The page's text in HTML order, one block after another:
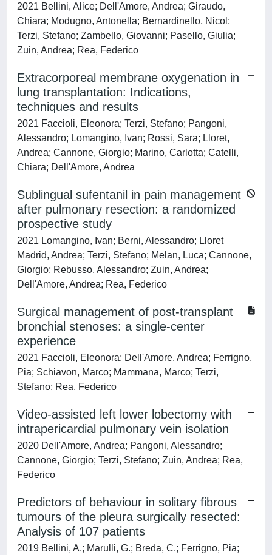
2021 Bellini, Alice; Dell'Amore, Andrea; Giraudo,
Chiara; Modugno, Antonella; Bernardinello, Nicol;
Terzi, Stefano; Zambello, Giovanni; Pasello, Giulia;
Zuin, Andrea; Rea, Federico
Extracorporeal membrane oxygenation in
lung transplantation: Indications,
techniques and results
2021 Faccioli, Eleonora; Terzi, Stefano; Pangoni,
Alessandro; Lomangino, Ivan; Rossi, Sara; Lloret,
Andrea; Cannone, Giorgio; Marino, Carlotta; Catelli,
Chiara; Dell'Amore, Andrea
Sublingual sufentanil in pain management
after pulmonary resection: a randomized
prospective study
2021 Lomangino, Ivan; Berni, Alessandro; Lloret
Madrid, Andrea; Terzi, Stefano; Melan, Luca; Cannone,
Giorgio; Rebusso, Alessandro; Zuin, Andrea;
Dell'Amore, Andrea; Rea, Federico
Surgical management of post-transplant
bronchial stenoses: a single-center
experience
2021 Faccioli, Eleonora; Dell'Amore, Andrea; Ferrigno,
Pia; Schiavon, Marco; Mammana, Marco; Terzi,
Stefano; Rea, Federico
Video-assisted left lower lobectomy with
intrapericardial pulmonary vein isolation
2020 Dell'Amore, Andrea; Pangoni, Alessandro;
Cannone, Giorgio; Terzi, Stefano; Zuin, Andrea; Rea,
Federico
Predictors of behaviour in solitary fibrous
tumours of the pleura surgically resected:
Analysis of 107 patients
2019 Bellini, A.; Marulli, G.; Breda, C.; Ferrigno, Pia;